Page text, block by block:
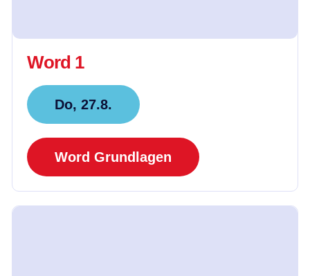
Word 1
Do, 27.8.
Word Grundlagen